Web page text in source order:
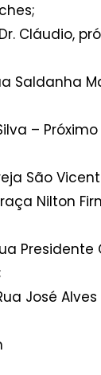
Cláudio,
Saldanha
–
São
Nilton
Presidente
José